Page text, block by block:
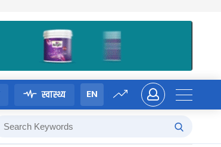
स्वास्थ्य EN